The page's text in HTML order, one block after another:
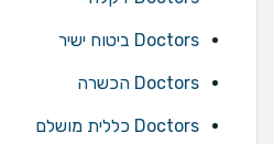
Doctors ביטוח ישיר
Doctors הכשרה
Doctors כללית מושלם